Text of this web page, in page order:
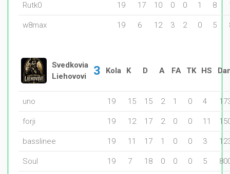
Rutk0 19 17 10 0 0 1 8
w8max 19 6 12 3 2 0 5
Svedkovia
Liehovovi
3 Kola K D A FA TK HS
uno 19 15 15 2 1 0 4
forji 19 12 17 2 0 0 11
basslinee 19 11 17 1 0 0 3
Soul 19 7 18 0 0 0 5